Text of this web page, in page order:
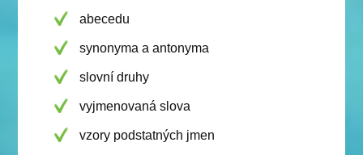
abecedu
synonyma a antonyma
slovní druhy
vyjmenovaná slova
vzory podstatných jmen